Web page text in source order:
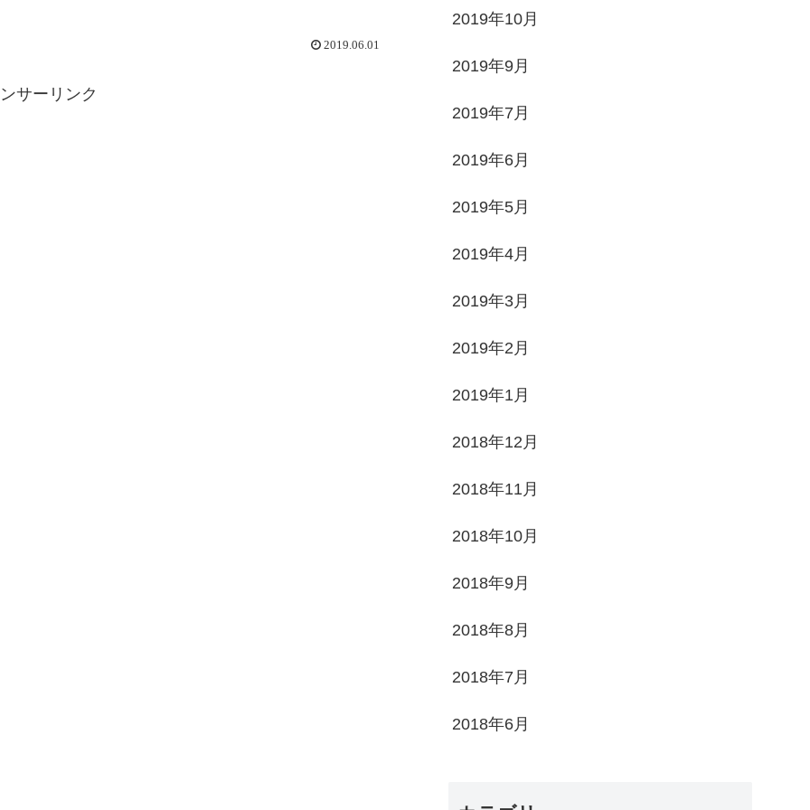
2019.06.01
サーリンク
2019年10月
2019年9月
2019年7月
2019年6月
2019年5月
2019年4月
2019年3月
2019年2月
2019年1月
2018年12月
2018年11月
2018年10月
2018年9月
2018年8月
2018年7月
2018年6月